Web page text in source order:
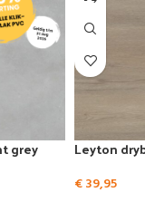
grey Leyton
€39,95